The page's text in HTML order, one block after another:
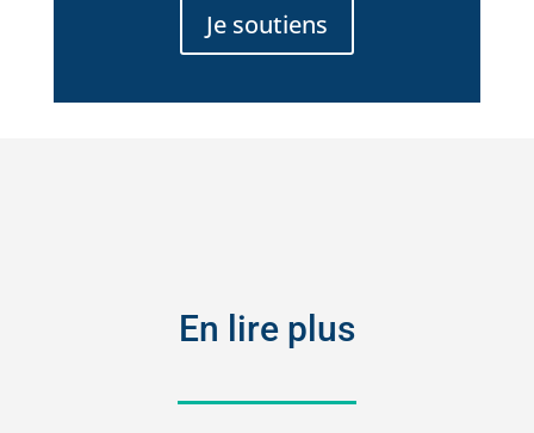
Je soutiens
En lire plus